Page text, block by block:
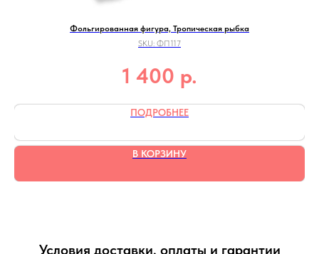
Фольгированная фигура, Тропическая рыбка
SKU: ФП117
1 400 р.
ПОДРОБНЕЕ
В КОРЗИНУ
Условия доставки, оплаты и гарантии